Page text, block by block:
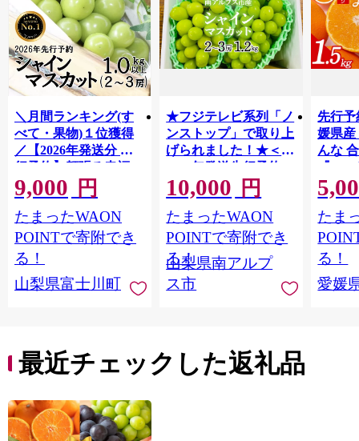
＼月間ランキング(す
べて・果物)１位獲得
／【2026年発送分 先
行予約】頬張る幸福
感 〜緑の宝石・ シ
ャインマスカット 〜
１ｋｇ以上（２〜３
房） フルーツ 山梨県
産 果物 くだもの シャ
イン マスカット ぶど
う ブドウ 葡萄 大粒 種
9,000 円
たまったWAON
POINTで寄附でき
る！
山梨県富士川町
★フジテレビ系列「ノ
ンストップ」で取り上
げられました！★＜
2026年発送先行予約＞
南アルプス市産シャイ
ンマスカット1.2kg以
上（2～3房） クール
便発送 ALPAG007
10,000 円
たまったWAON
POINTで寄附でき
る！
山梨県南アルプ
ス市
先行予
媛県産
んな
『
出荷
ご自宅
マド
あり
ツ 高
産地直
レンジ
たま
る！
愛媛
最近チェックした返礼品